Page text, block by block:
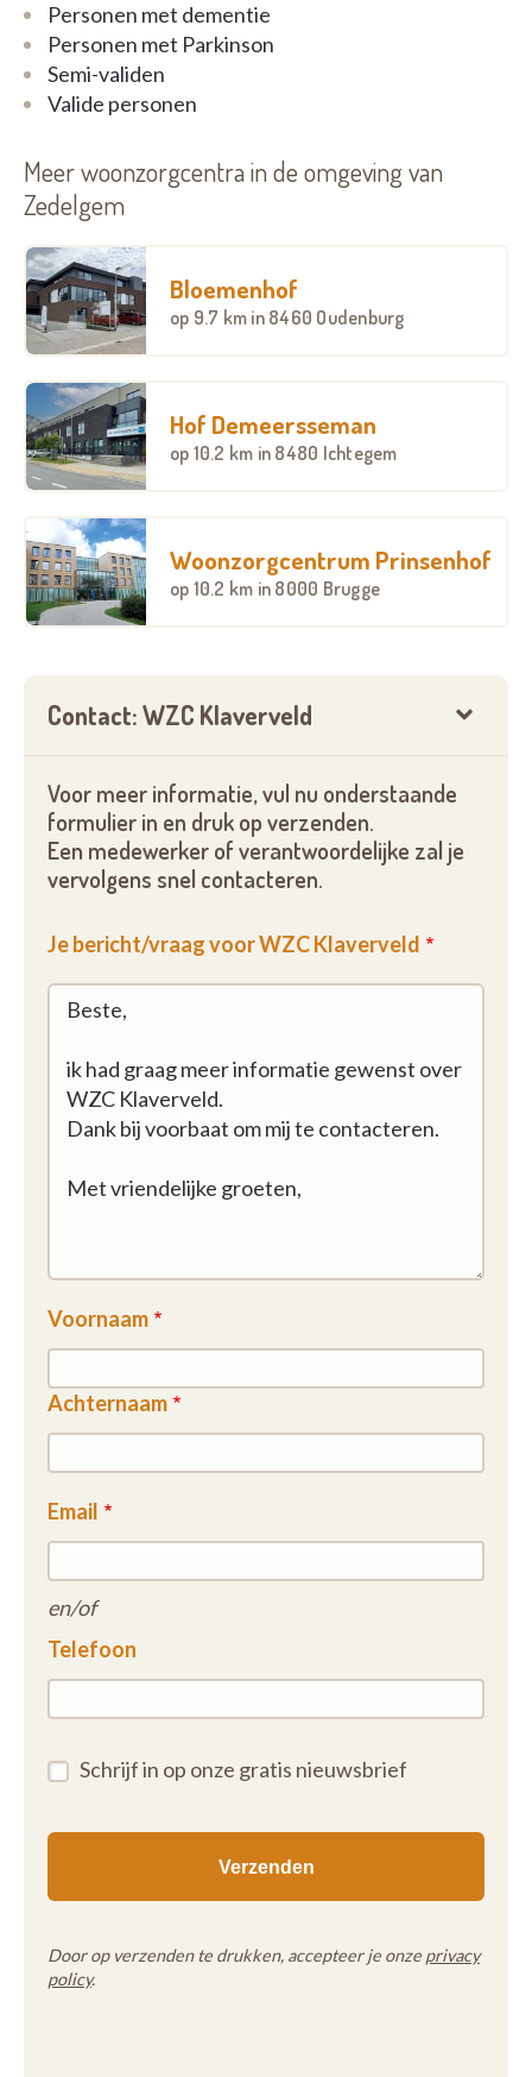
Personen met dementie
Personen met Parkinson
Semi-validen
Valide personen
Meer woonzorgcentra in de omgeving van
Zedelgem
Bloemenhof
op 9.7 km in 8460 Oudenburg
Hof Demeersseman
op 10.2 km in 8480 Ichtegem
Woonzorgcentrum Prinsenhof
op 10.2 km in 8000 Brugge
Contact: WZC Klaverveld
Voor meer informatie, vul nu onderstaande
formulier in en druk op verzenden.
Een medewerker of verantwoordelijke zal je
vervolgens snel contacteren.
Je bericht/vraag voor WZC Klaverveld
Voornaam
Achternaam
Email
en/of
Telefoon
Schrijf in op onze gratis nieuwsbrief
Door op verzenden te drukken, accepteer je onze privacy
policy.